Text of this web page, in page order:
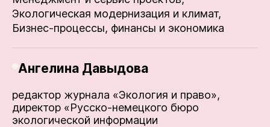
Экологическая модернизация и климат,
Бизнес-процессы, финансы и экономика
Ангелина Давыдова
редактор журнала «Экология и право»,
директор «Русско-немецкого бюро
экологической информации